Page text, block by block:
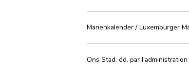
Marienkalender / Luxemburger
Ons Stad. éd. par